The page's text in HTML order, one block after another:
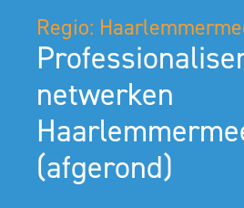
Regio:
netwerken
(afgerond)